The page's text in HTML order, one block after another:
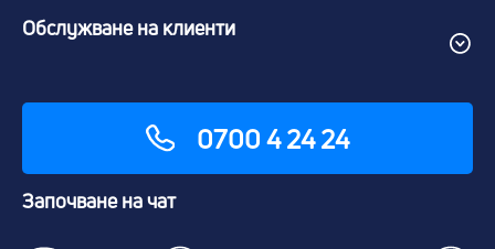
Обслужване на клиенти
0700 4 24 24
Започване на чат